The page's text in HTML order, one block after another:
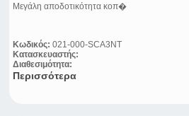
Μεγάλη αποδοτικότητα κοπ�
Κωδικός: 021-000-SCA3NT
Κατασκευαστής:
Διαθεσιμότητα:
Περισσότερα